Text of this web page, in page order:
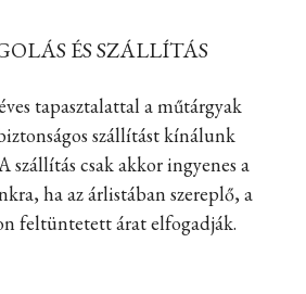
ÉS SZÁLLÍTÁS
tapasztalattal a műtárgyak
szállítást kínálunk
szállítás csak akkor ingyenes a
ha az árlistában szereplő, a
feltüntetett árat elfogadják.